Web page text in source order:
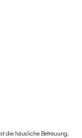
die häusliche Betreuung,